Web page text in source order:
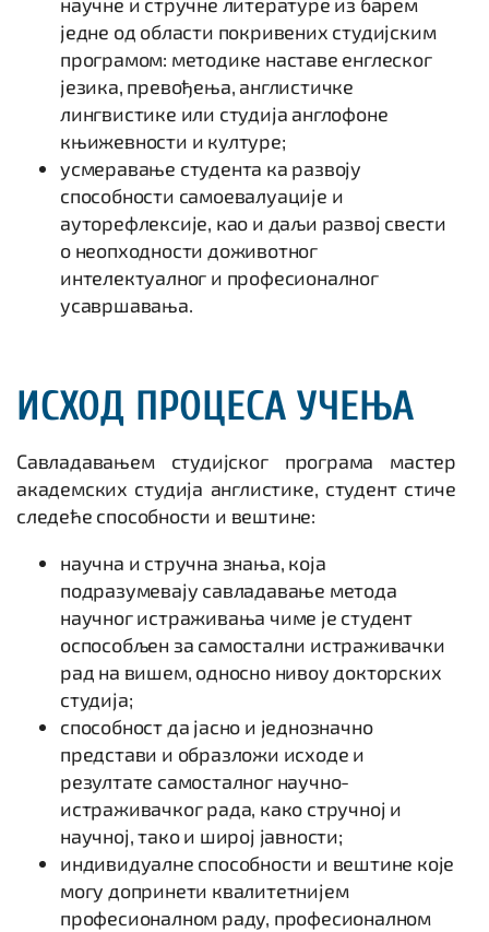
једне од области покривених студијским
програмом: методике наставе енглеског
језика, превођења, англистичке
лингвистике или студија англофоне
књижевности и културе;
усмеравање студента ка развоју
способности самоевалуације и
ауторефлексије, као и даљи развој свести
о неопходности доживотног
интелектуалног и професионалног
усавршавања.
ИСХОД ПРОЦЕСА УЧЕЊА
Савладавањем студијског програма мастер
академских студија англистике, студент стиче
следеће способности и вештине:
научна и стручна знања, која
подразумевају савладавање метода
научног истраживања чиме је студент
оспособљен за самостални истраживачки
рад на вишем, односно нивоу докторских
студија;
способност да јасно и једнозначно
представи и образложи исходе и
резултате самосталног научно-
истраживачког рада, како стручној и
научној, тако и широј јавности;
индивидуалне способности и вештине које
могу допринети квалитетнијем
професионалном раду, професионалном